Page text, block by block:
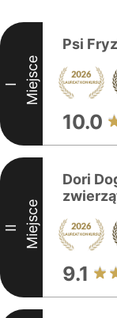
I Miejsce
Psi
10.0
II Miejsce
Dori
9.1